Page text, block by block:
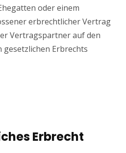
oder einem
erbrechtlicher Vertrag
Vertragspartner auf den
Erbrechts
Erbrecht